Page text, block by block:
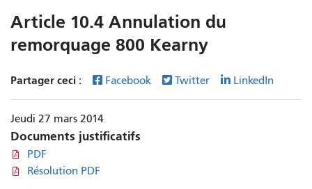
Article 10.4 Annulation du
remorquage 800 Kearny
Partager ceci : Facebook Twitter LinkedIn
Jeudi 27 mars 2014
Documents justificatifs
PDF
Résolution PDF